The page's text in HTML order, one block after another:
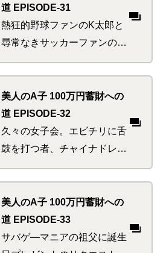
わね、と思った刹那 いきな
りの「おえっぷ」。A子はど
うなってしまうのか…
道 EPISODE-31
熱狂的野球ファンのK太郎と
尋常なきサッカーファンのA
子。チームを愛するあまり身
近なものをそのデザインで染
め上げたい欲求に駆られる。
ただしファン以外への無理強
いはご法度！どうせやるなら
もっとプライベートなアレ
美人のA子 100万円蓄財への
道 EPISODE-32
久々の女子会。エビチリに舌
鼓を打つ者、チャイナドレス
愛好家、三国志ファン、ジャ
ッキーLOVEなど、中華のイ
メージは人それぞれ。しかし
全員が感じていた、そこはか
となく漂う中華マネーの潮流
美人のA子 100万円蓄財への
道 EPISODE-33
サバゲ―マニアの祖父に誕生